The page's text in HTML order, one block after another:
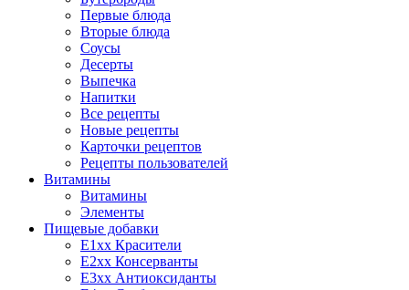
Первые блюда
Вторые блюда
Соусы
Десерты
Выпечка
Напитки
Все рецепты
Новые рецепты
Карточки рецептов
Рецепты пользователей
Витамины
Витамины
Элементы
Пищевые добавки
E1xx Красители
E2xx Консерванты
E3xx Антиоксиданты